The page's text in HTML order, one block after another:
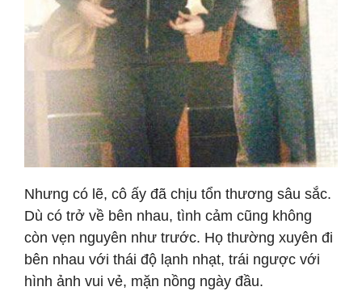
Nhưng có lẽ, cô ấy đã chịu tổn thương sâu sắc.
Dù có trở về bên nhau, tình cảm cũng không
còn vẹn nguyên như trước. Họ thường xuyên đi
bên nhau với thái độ lạnh nhạt, trái ngược với
hình ảnh vui vẻ, mặn nồng ngày đầu.